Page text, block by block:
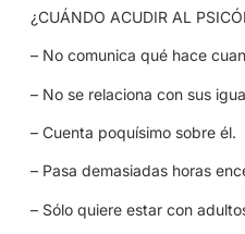
¿CUÁNDO ACUDIR AL
– No comunica qué hace
– No se relaciona con sus
– Cuenta poquísimo sobre él.
– Pasa demasiadas horas
– Sólo quiere estar con